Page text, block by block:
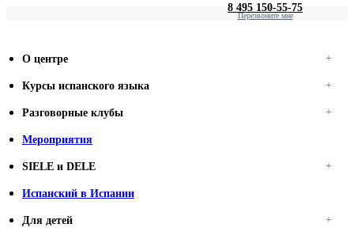
8 495 150-55-75
Перезвоните мне
О центре
Курсы испанского языка
Разговорные клубы
Мероприятия
SIELE и DELE
Испанский в Испании
Для детей